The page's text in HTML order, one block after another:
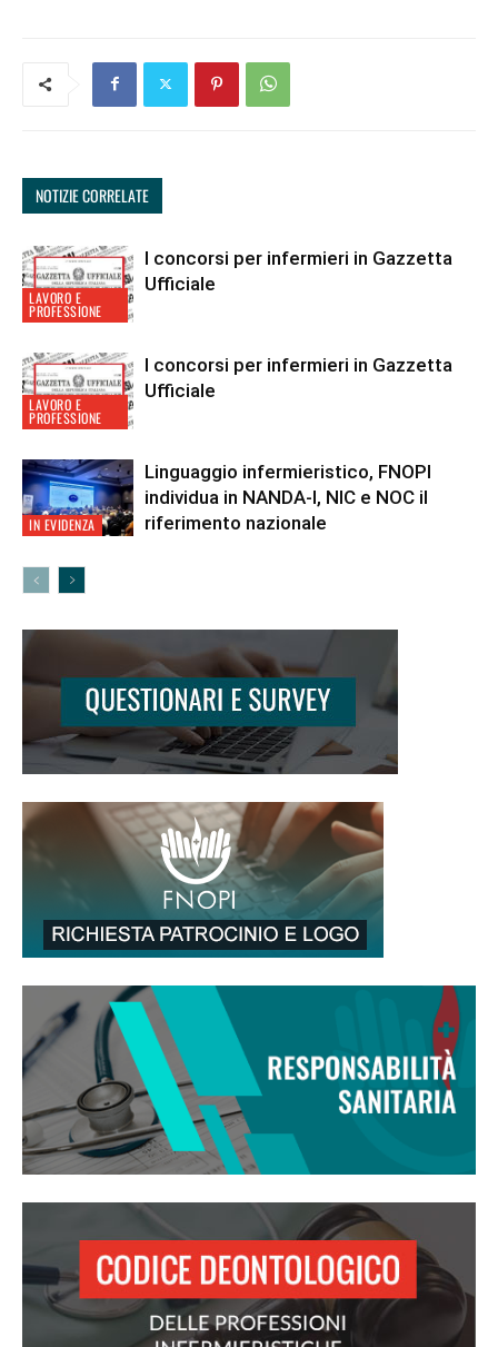
NOTIZIE CORRELATE
LAVORO E
PROFESSIONE
I concorsi per infermieri in Gazzetta
Ufficiale
LAVORO E
PROFESSIONE
I concorsi per infermieri in Gazzetta
Ufficiale
IN EVIDENZA
Linguaggio infermieristico, FNOPI
individua in NANDA-I, NIC e NOC il
riferimento nazionale